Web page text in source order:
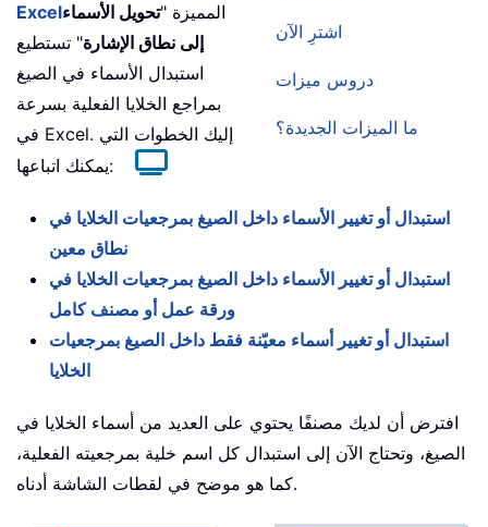
اشترِ الآن
دروس ميزات
ما الميزات الجديدة؟
Excel
المميزة "تحويل الأسماء
إلى نطاق الإشارة" تستطيع
استبدال الأسماء في الصيغ
بمراجع الخلايا الفعلية بسرعة
في Excel. إليك الخطوات التي
يمكنك اتباعها:
استبدال أو تغيير الأسماء داخل الصيغ بمرجعيات الخلايا في
نطاق معين
استبدال أو تغيير الأسماء داخل الصيغ بمرجعيات الخلايا في
ورقة عمل أو مصنف كامل
استبدال أو تغيير أسماء معيّنة فقط داخل الصيغ بمرجعيات
الخلايا
افترض أن لديك مصنفًا يحتوي على العديد من أسماء الخلايا في
الصيغ، وتحتاج الآن إلى استبدال كل اسم خلية بمرجعيته الفعلية،
كما هو موضح في لقطات الشاشة أدناه.